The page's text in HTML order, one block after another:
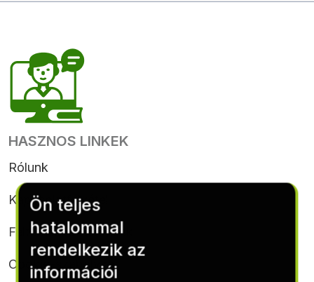
HASZNOS LINKEK
Rólunk
Kapcsolatfelvétel
Feltételek & feltételek
Cookie-szabályzat
Ön teljes
hatalommal
rendelkezik az
információi